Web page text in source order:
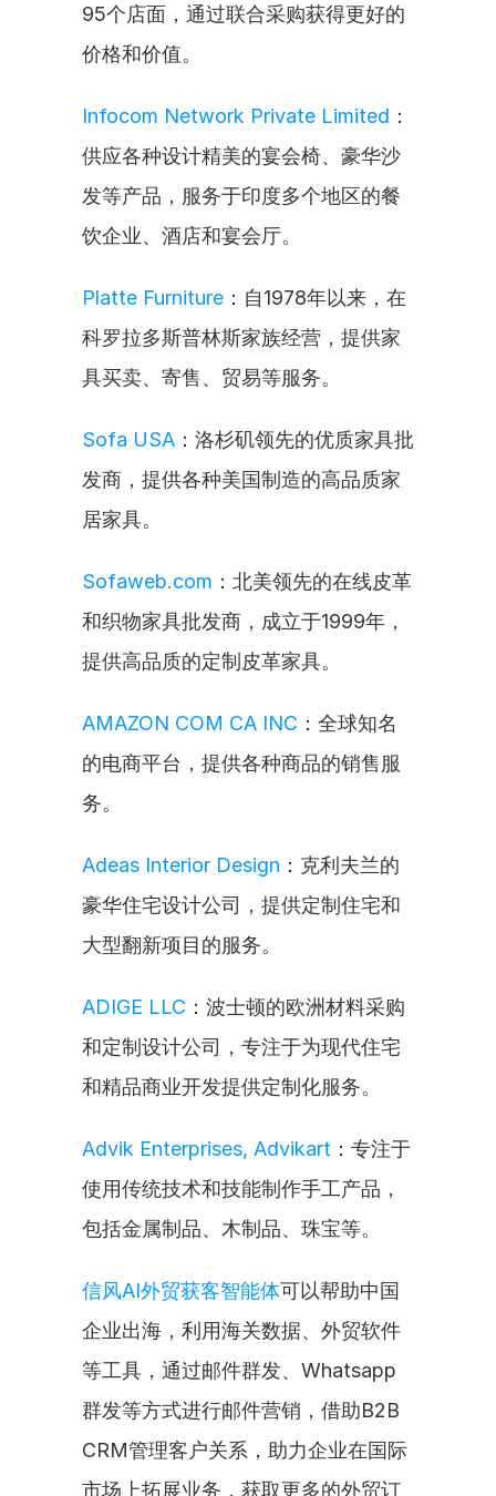
95个店面，通过联合采购获得更好的
价格和价值。
Infocom Network Private Limited ：
供应各种设计精美的宴会椅、豪华沙
发等产品，服务于印度多个地区的餐
饮企业、酒店和宴会厅。
Platte Furniture ：自1978年以来，在
科罗拉多斯普林斯家族经营，提供家
具买卖、寄售、贸易等服务。
Sofa USA ：洛杉矶领先的优质家具批
发商，提供各种美国制造的高品质家
居家具。
Sofaweb.com ：北美领先的在线皮革
和织物家具批发商，成立于1999年，
提供高品质的定制皮革家具。
AMAZON COM CA INC ：全球知名
的电商平台，提供各种商品的销售服
务。
Adeas Interior Design ：克利夫兰的
豪华住宅设计公司，提供定制住宅和
大型翻新项目的服务。
ADIGE LLC ：波士顿的欧洲材料采购
和定制设计公司，专注于为现代住宅
和精品商业开发提供定制化服务。
Advik Enterprises, Advikart ：专注于
使用传统技术和技能制作手工产品，
包括金属制品、木制品、珠宝等。
信风AI外贸获客智能体可以帮助中国
企业出海，利用海关数据、外贸软件
等工具，通过邮件群发、Whatsapp
群发等方式进行邮件营销，借助B2B
CRM管理客户关系，助力企业在国际
市场上拓展业务，获取更多的外贸订